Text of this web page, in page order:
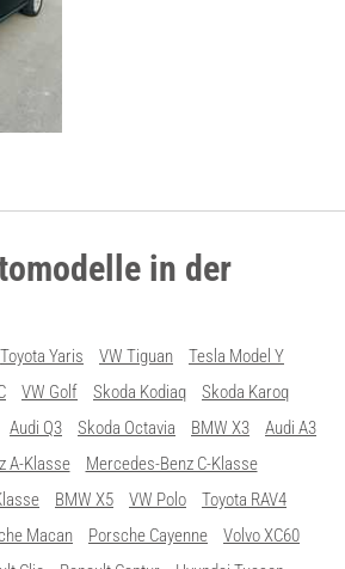
in der
Toyota Yaris VW Tiguan
Tesla Model Y
VW Golf Skoda Kodiaq
Skoda Karoq
Audi Q3 Skoda Octavia BMW X3
Audi A3
A-Klasse
Mercedes-Benz C-Klasse
BMW X5 VW Polo
Toyota RAV4
Macan Porsche Cayenne
Volvo XC60